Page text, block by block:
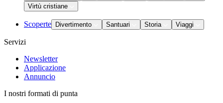
Virtù cristiane
Scoperte Divertimento Santuari Storia Viaggi
Servizi
Newsletter
Applicazione
Annuncio
I nostri formati di punta